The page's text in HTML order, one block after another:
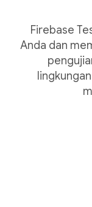
Firebase
Anda dan
lingkungan